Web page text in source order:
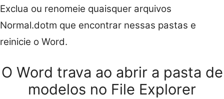
Exclua ou renomeie quaisquer arquivos
Normal.dotm que encontrar nessas pastas e
reinicie o Word.
O Word trava ao abrir a pasta de
modelos no File Explorer